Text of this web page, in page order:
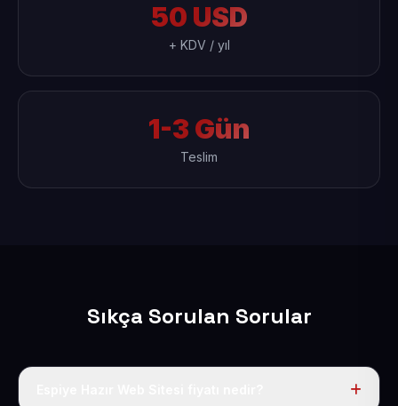
50 USD
+ KDV / yıl
1-3 Gün
Teslim
Sıkça Sorulan Sorular